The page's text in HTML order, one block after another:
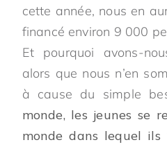
cette année, nous en
financé environ 9 000
Et pourquoi avons-
alors que nous n’en
à cause du simple
monde, les jeunes se
monde dans lequel ils